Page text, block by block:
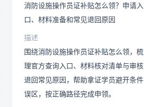
消防设施操作员证补贴怎么领？申请入
口、材料准备和常见退回原因
描述
围绕消防设施操作员证补贴怎么领，梳
理官方查询入口、材料核对清单与审核
退回常见原因，帮助拿证学员避开条件
误区，按正确路径完成申领。